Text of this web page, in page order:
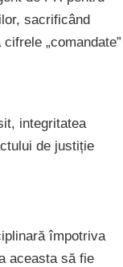
sacrificând
„comandate”
integritatea
de justiție
împotriva
aceasta să fie